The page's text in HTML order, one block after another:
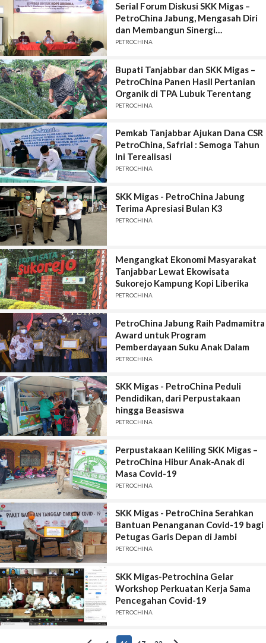
Serial Forum Diskusi SKK Migas –
PetroChina Jabung, Mengasah Diri
dan Membangun Sinergi
Pengembangan Kopi Liberika
PETROCHINA
Bupati Tanjabbar dan SKK Migas –
PetroChina Panen Hasil Pertanian
Organik di TPA Lubuk Terentang
PETROCHINA
Pemkab Tanjabbar Ajukan Dana CSR
PetroChina, Safrial : Semoga Tahun
Ini Terealisasi
PETROCHINA
SKK Migas - PetroChina Jabung
Terima Apresiasi Bulan K3
PETROCHINA
Mengangkat Ekonomi Masyarakat
Tanjabbar Lewat Ekowisata
Sukorejo Kampung Kopi Liberika
PETROCHINA
PetroChina Jabung Raih Padmamitra
Award untuk Program
Pemberdayaan Suku Anak Dalam
PETROCHINA
SKK Migas - PetroChina Peduli
Pendidikan, dari Perpustakaan
hingga Beasiswa
PETROCHINA
Perpustakaan Keliling SKK Migas –
PetroChina Hibur Anak-Anak di
Masa Covid-19
PETROCHINA
SKK Migas - PetroChina Serahkan
Bantuan Penanganan Covid-19 bagi
Petugas Garis Depan di Jambi
PETROCHINA
SKK Migas-Petrochina Gelar
Workshop Perkuatan Kerja Sama
Pencegahan Covid-19
PETROCHINA